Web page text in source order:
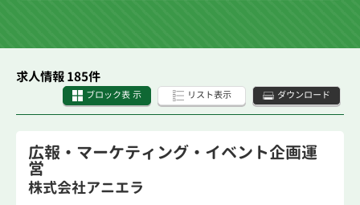
求人情報 185件
ブロック表 示 リスト表示 ダウンロード
広報・マーケティング・イベント企画運
営
株式会社アニエラ